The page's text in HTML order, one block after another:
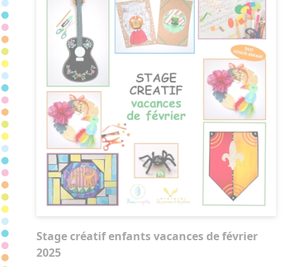
Stage créatif enfants vacances de février
2025